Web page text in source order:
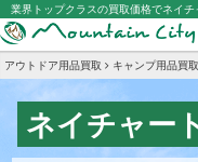
業界トップクラスの買取価格でネイ
アウトドア用品買取 キャンプ用品買取
ネイチャー